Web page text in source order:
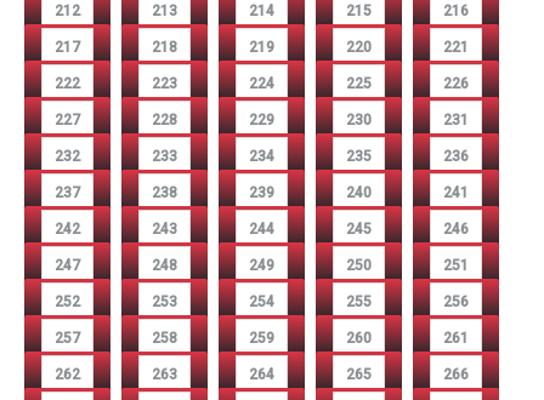
212 213 214 215 216
217 218 219 220 221
222 223 224 225 226
227 228 229 230 231
232 233 234 235 236
237 238 239 240 241
242 243 244 245 246
247 248 249 250 251
252 253 254 255 256
257 258 259 260 261
262 263 264 265 266